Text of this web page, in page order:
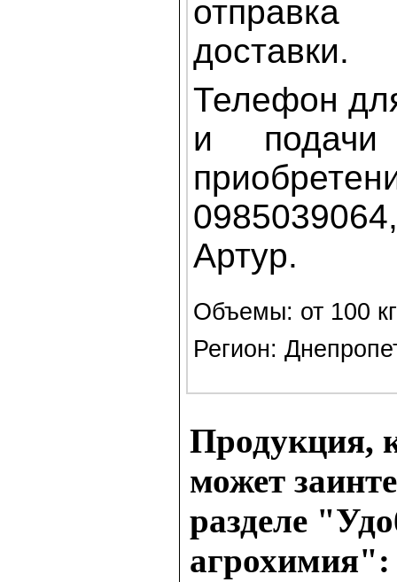
доставки.
Телефон
и
Артур.
Объемы: от 100 кг
Регион:
Продукция,
может
разделе
агрохимия":